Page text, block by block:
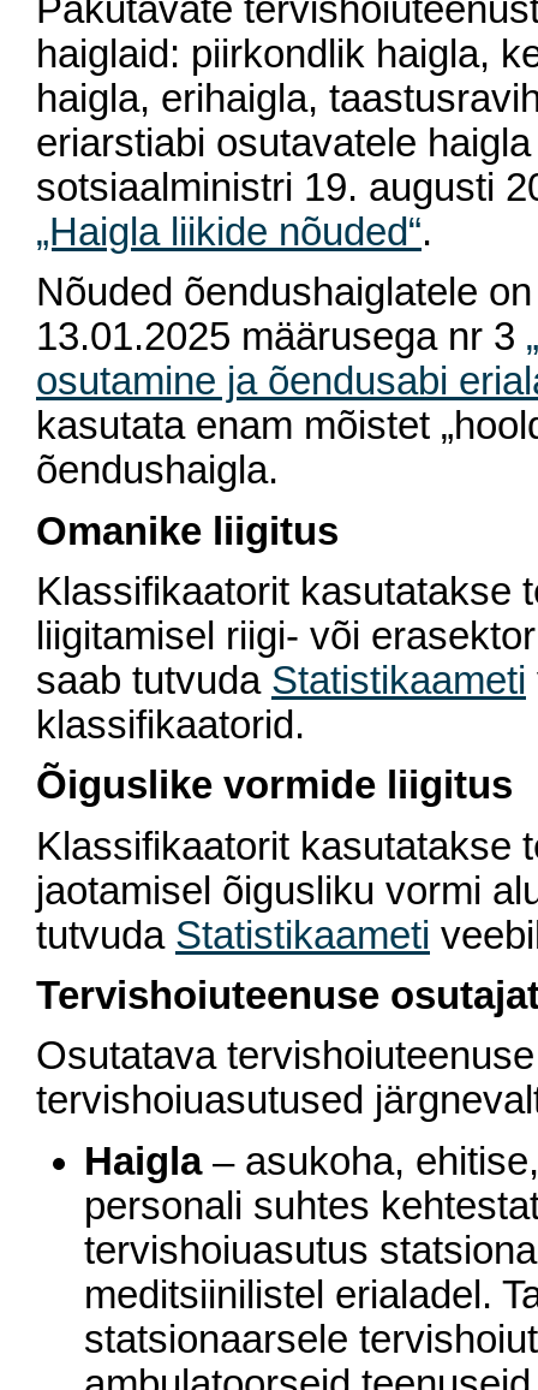
Pakutavate
haiglaid: piirkondlik haigla,
haigla, erihaigla,
eriarstiabi osutavatele
sotsiaalministri 19. augusti
„Haigla liikide nõuded“.
Nõuded õendushaiglatele
13.01.2025 määrusega nr 3
osutamine ja õendusabi
kasutata enam mõistet
õendushaigla.
Omanike liigitus
Klassifikaatorit kasutatakse
liigitamisel riigi- või
saab tutvuda Statistikaameti
klassifikaatorid.
Õiguslike vormide liigitus
Klassifikaatorit kasutatakse
jaotamisel õigusliku vormi
tutvuda Statistikaameti
Tervishoiuteenuse
Osutatava
tervishoiuasutused
Haigla– asukoha,
personali suhtes
tervishoiuasutus
meditsiinilistel erialadel.
statsionaarsele